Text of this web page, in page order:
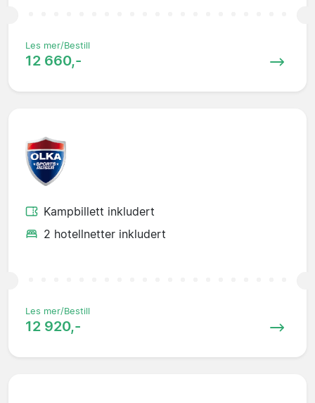
Les mer/Bestill
12 660,-
Kampbillett inkludert
2 hotellnetter inkludert
Les mer/Bestill
12 920,-